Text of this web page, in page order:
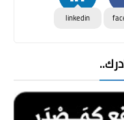
linkedin